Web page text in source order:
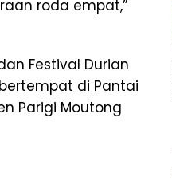
roda empat,”
Festival Durian
di Pantai
Parigi Moutong